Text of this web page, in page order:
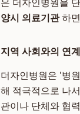
양시 의료기관하
지역 사회와의 연
더자인병원은 '병
해 적극적으로 나
관이나 단체와 협